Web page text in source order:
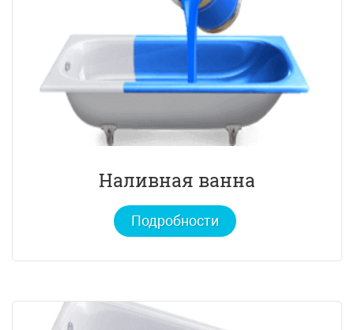
Наливная ванна
Подробности